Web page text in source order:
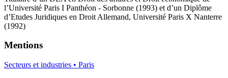
l’Université Paris I Panthéon - Sorbonne (1993) et d’un Diplôme
d’Etudes Juridiques en Droit Allemand, Université Paris X Nanterre
(1992)
Mentions
Secteurs et industries • Paris